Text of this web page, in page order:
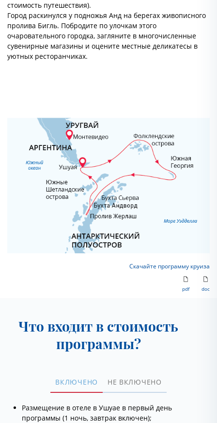
стоимость путешествия).
Город раскинулся у подножья Анд на берегах живописного
пролива Бигль. Побродите по улочкам этого
очаровательного городка, загляните в многочисленные
сувенирные магазины и оцените местные деликатесы в
уютных ресторанчиках.
Скачайте программу круиза
pdf doc
Что входит в стоимость
программы?
ВКЛЮЧЕНО НЕ ВКЛЮЧЕНО
Размещение в отеле в Ушуае в первый день
программы (1 ночь, завтрак включен);